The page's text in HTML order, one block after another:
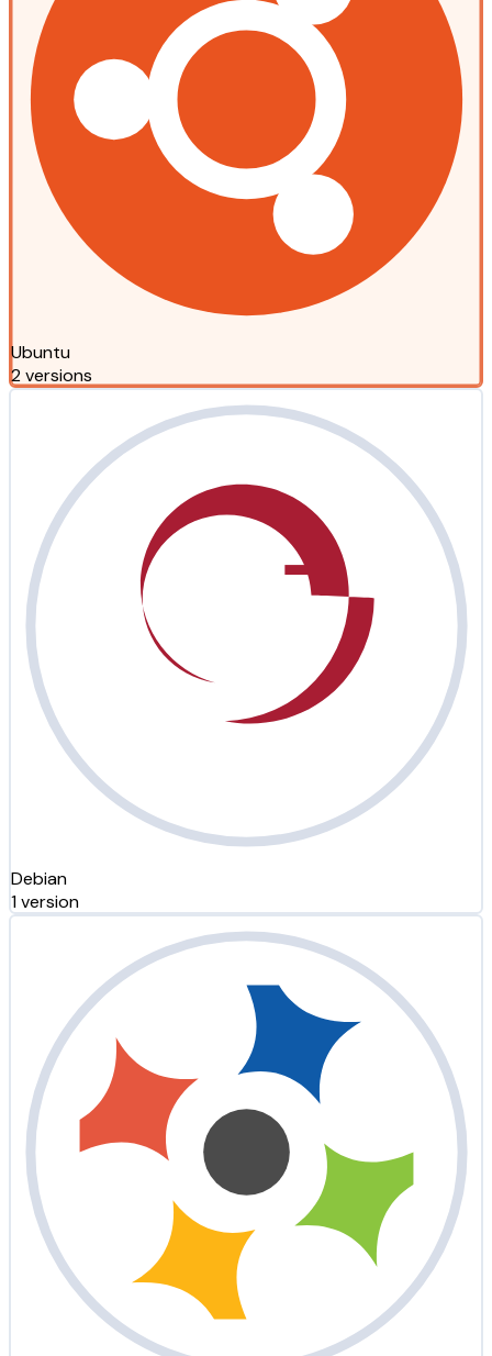
Ubuntu
2 versions
Debian
1 version